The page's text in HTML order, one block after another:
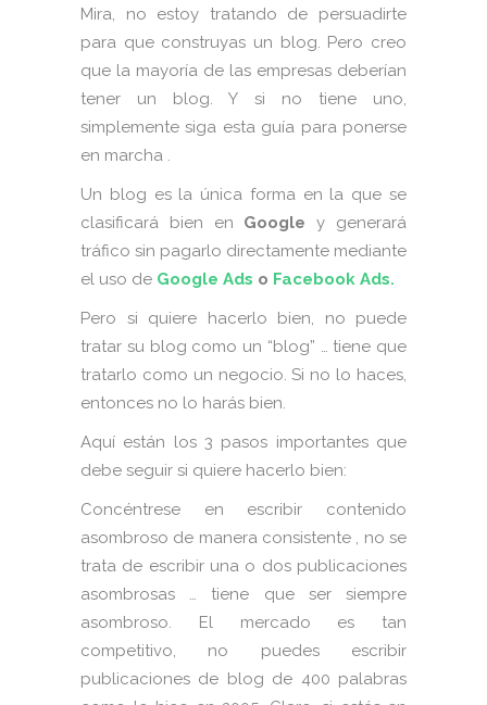
Mira, no estoy tratando de persuadirte
para que construyas un blog. Pero creo
que la mayoría de las empresas deberían
tener un blog. Y si no tiene uno,
simplemente siga esta guía para ponerse
en marcha .
Un blog es la única forma en la que se
clasificará bien en Google y generará
tráfico sin pagarlo directamente mediante
el uso de Google Ads o Facebook Ads.
Pero si quiere hacerlo bien, no puede
tratar su blog como un “blog” … tiene que
tratarlo como un negocio. Si no lo haces,
entonces no lo harás bien.
Aquí están los 3 pasos importantes que
debe seguir si quiere hacerlo bien:
Concéntrese en escribir contenido
asombroso de manera consistente , no se
trata de escribir una o dos publicaciones
asombrosas … tiene que ser siempre
asombroso. El mercado es tan
competitivo, no puedes escribir
publicaciones de blog de 400 palabras